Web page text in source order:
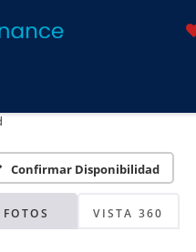
Confirmar Disponibilidad
FOTOS VISTA 360
Disponibles
favor, revise luego